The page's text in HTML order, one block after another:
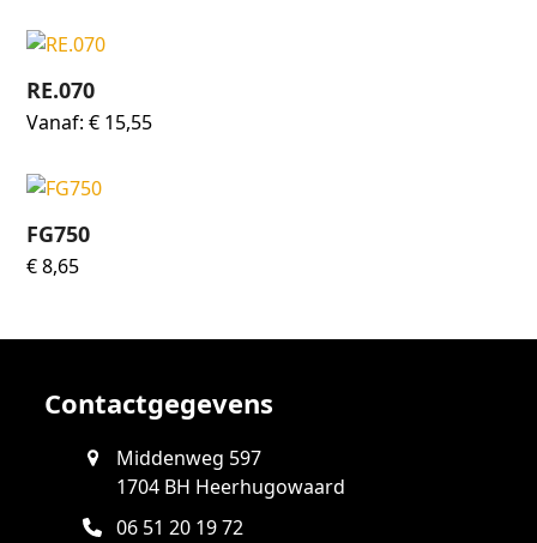
RE.070
Vanaf:€ 15,55
FG750
€8,65
Contactgegevens
Middenweg 597
1704 BH Heerhugowaard
06 51 20 19 72